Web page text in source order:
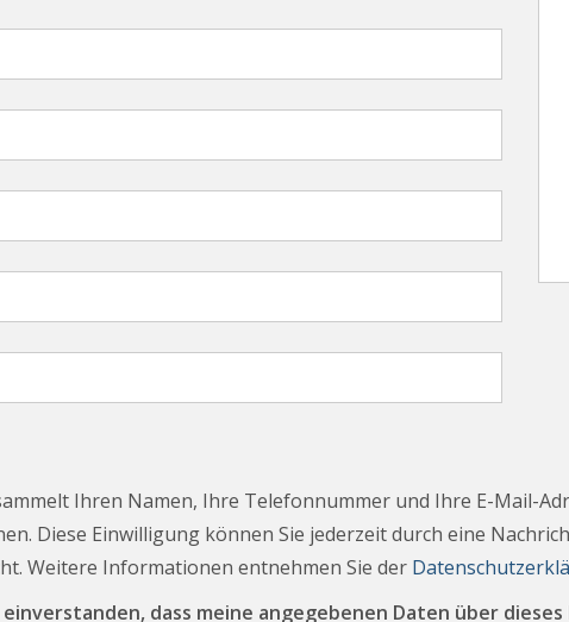
Ihren Namen, Ihre Telefonnummer und Ihre E-Mail-
Diese Einwilligung können Sie jederzeit durch eine
Weitere Informationen entnehmen Sie der
dass meine angegebenen Daten über